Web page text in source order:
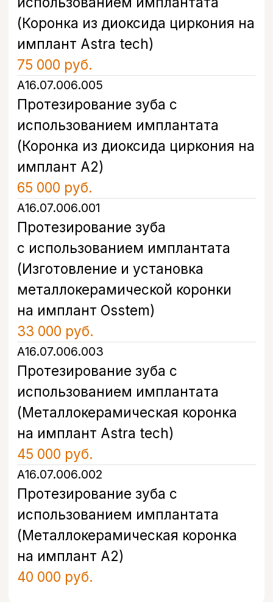
согласовывается система импланта и
полная стоимость лечения под ключ
— без доплат на последующих
визитах.
(02)
Удаление зуба и установка импланта
в тот же день
Если противопоказаний нет, имплант
устанавливают сразу в лунку после
удаления зуба — в рамках одного
хирургического визита вместо двух
отдельных. Это сокращает общее
время лечения и снижает нагрузку на
пациента: не нужно ждать
перед следующим этапом.
(03)
Протезирование и результат под ключ
После приживления импланта
устанавливается постоянная коронка
имплантации зубов под ключ.
Записаться на консультацию и
случае можно через форму на сайте
или по телефону клиники Бохо.
FAQ
Часто задаваемые
вопросы